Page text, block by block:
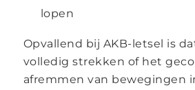
lopen
Opvallend bij AKB-letsel is
volledig strekken of het
afremmen van bewegingen